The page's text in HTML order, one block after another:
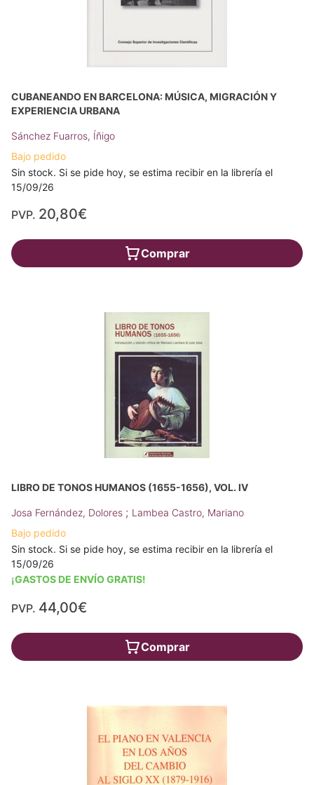
CUBANEANDO EN BARCELONA: MÚSICA, MIGRACIÓN Y
EXPERIENCIA URBANA
Sánchez Fuarros, Íñigo
Bajo pedido
Sin stock. Si se pide hoy, se estima recibir en la librería el
15/09/26
PVP. 20,80€
Comprar
LIBRO DE TONOS HUMANOS (1655-1656), VOL. IV
Josa Fernández, Dolores ; Lambea Castro, Mariano
Bajo pedido
Sin stock. Si se pide hoy, se estima recibir en la librería el
15/09/26
¡GASTOS DE ENVÍO GRATIS!
PVP. 44,00€
Comprar